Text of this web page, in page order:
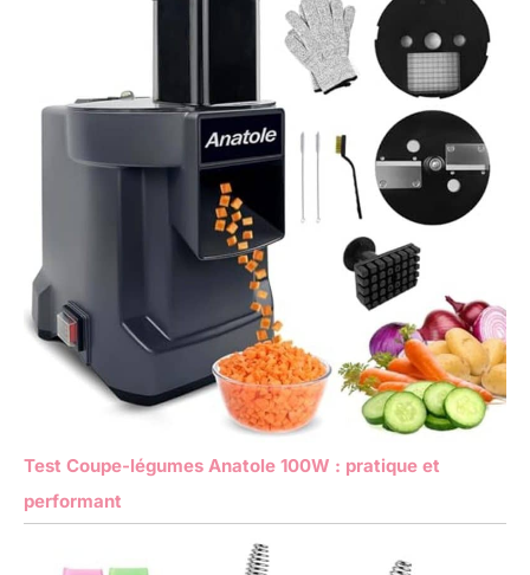
Test Coupe-légumes Anatole 100W : pratique et
performant